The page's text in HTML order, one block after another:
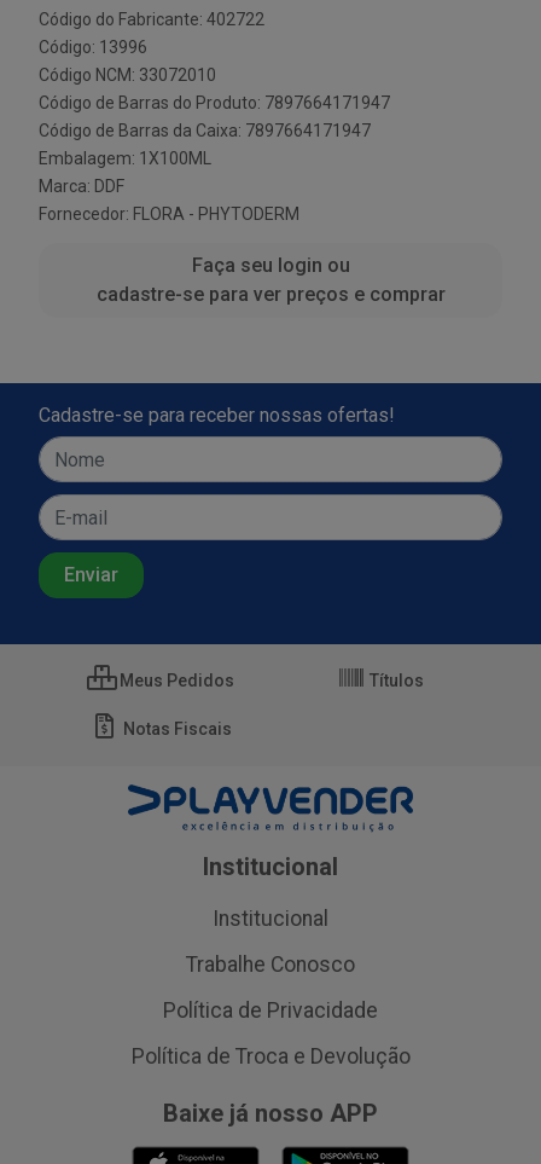
Código do Fabricante: 402722
Código: 13996
Código NCM: 33072010
Código de Barras do Produto: 7897664171947
Código de Barras da Caixa: 7897664171947
Embalagem: 1X100ML
Marca: DDF
Fornecedor: FLORA - PHYTODERM
Faça seu login ou
cadastre-se para ver preços e comprar
Cadastre-se para receber nossas ofertas!
Meus Pedidos Títulos
Notas Fiscais
Institucional
Institucional
Trabalhe Conosco
Política de Privacidade
Política de Troca e Devolução
Baixe já nosso APP